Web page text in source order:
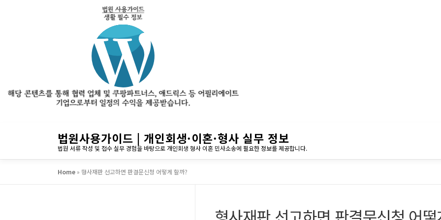
로
법원사용가이드 | 개인회생·이혼·형사 실무 정보
법원 서류 작성 및 접수 실무 경험을 바탕으로 개인회생 형사 이혼 민사소송에 필요한 정보를 제공합니다.
Home » 형사재판 선고하면 판결문신청 어떻게 할까?